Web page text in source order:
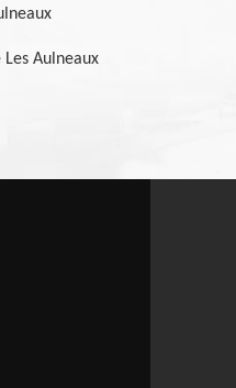
Aulneaux